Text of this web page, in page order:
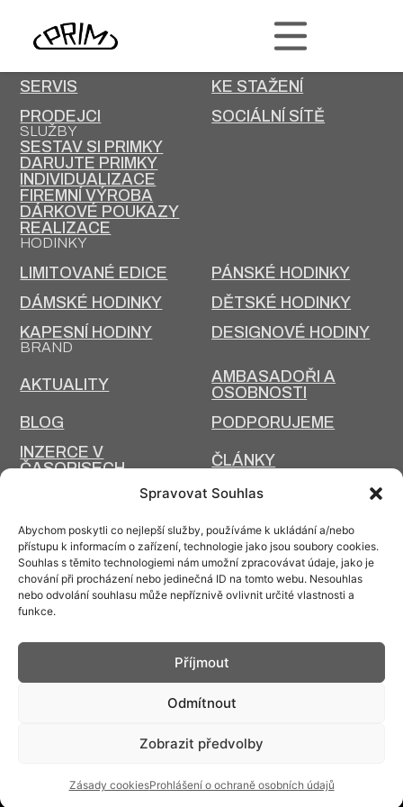
Spravovat Souhlas
Abychom poskytli co nejlepší služby, používáme k ukládání a/nebo
přístupu k informacím o zařízení, technologie jako jsou soubory cookies.
Souhlas s těmito technologiemi nám umožní zpracovávat údaje, jako je
chování při procházení nebo jedinečná ID na tomto webu. Nesouhlas
nebo odvolání souhlasu může nepříznivě ovlivnit určité vlastnosti a
funkce.
Příjmout
Odmítnout
Zobrazit předvolby
Zásady cookiesProhlášení o ochraně osobních údajů
PRIM
KARIÉRA
SERVIS
KE STAŽENÍ
PRODEJCI
SOCIÁLNÍ SÍTĚ
SLUŽBY
SESTAV SI PRIMKY
DARUJTE PRIMKY
INDIVIDUALIZACE
FIREMNÍ VÝROBA
DÁRKOVÉ POUKAZY
REALIZACE
HODINKY
LIMITOVANÉ EDICE
PÁNSKÉ HODINKY
DÁMSKÉ HODINKY
DĚTSKÉ HODINKY
KAPESNÍ HODINY
DESIGNOVÉ HODINY
BRAND
AKTUALITY
AMBASADOŘI A
OSOBNOSTI
BLOG
PODPORUJEME
INZERCE V
ČASOPISECH
ČLÁNKY
VÝROBNÍ
TECHNOLOGIE
DESIGN A VÝROBA
ÚDRŽBA
Kontakt: info@prim.cz
© PRIM2026